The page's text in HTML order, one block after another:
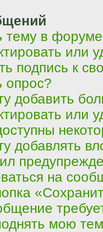
тему в
или
подпись к
опрос?
добавить
или
добавлять
на
мою